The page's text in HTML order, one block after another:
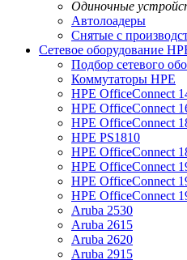
Одиночные
Автолоадеры
Снятые с
Сетевое оборудование
Подбор сетевого
Коммутаторы HPE
HPE OfficeConnect
HPE OfficeConnect
HPE OfficeConnect
HPE PS1810
HPE OfficeConnect
HPE OfficeConnect
HPE OfficeConnect
HPE OfficeConnect
Aruba 2530
Aruba 2615
Aruba 2620
Aruba 2915